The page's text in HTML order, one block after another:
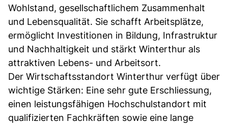
Wohlstand, gesellschaftlichem Zusammenhalt
und Lebensqualität. Sie schafft Arbeitsplätze,
ermöglicht Investitionen in Bildung, Infrastruktur
und Nachhaltigkeit und stärkt Winterthur als
attraktiven Lebens- und Arbeitsort.
Der Wirtschaftsstandort Winterthur verfügt über
wichtige Stärken: Eine sehr gute Erschliessung,
einen leistungsfähigen Hochschulstandort mit
qualifizierten Fachkräften sowie eine lange